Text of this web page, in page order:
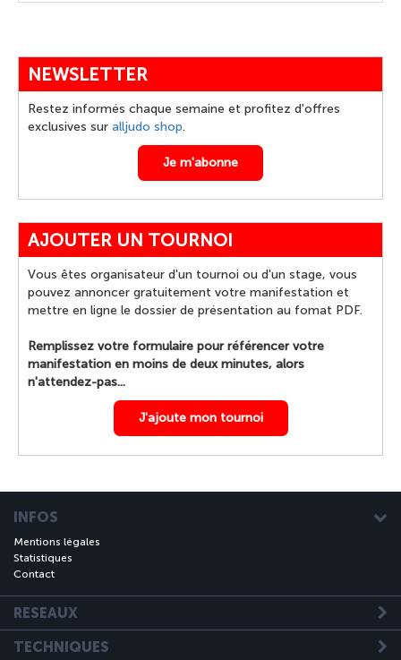
NEWSLETTER
Restez informés chaque semaine et profitez d'offres
exclusives sur alljudo shop.
Je m'abonne
AJOUTER UN TOURNOI
Vous êtes organisateur d'un tournoi ou d'un stage, vous
pouvez annoncer gratuitement votre manifestation et
mettre en ligne le dossier de présentation au fomat PDF.
Remplissez votre formulaire pour référencer votre
manifestation en moins de deux minutes, alors
n'attendez-pas...
J'ajoute mon tournoi
INFOS
Mentions légales
Statistiques
Contact
RESEAUX
TECHNIQUES